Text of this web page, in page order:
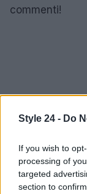
Style 24 - Do
If you wish to
processing of
targeted
section to
commenti!